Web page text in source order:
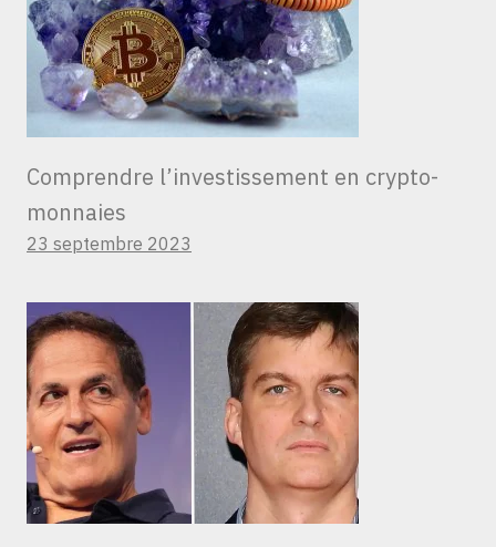
Comprendre l’investissement en crypto-
monnaies
23 septembre 2023